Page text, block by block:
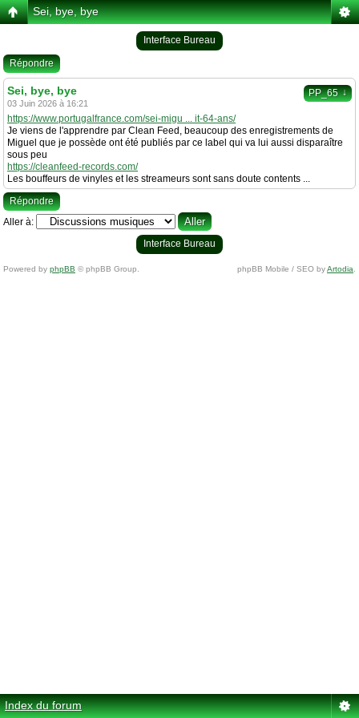
Sei, bye, bye
Interface Bureau
Répondre
PP_65 ↓
Sei, bye, bye
03 Juin 2026 à 16:21
https://www.portugalfrance.com/sei-migu ... it-64-ans/
Je viens de l'apprendre par Clean Feed, beaucoup des enregistrements de
Miguel que je possède ont été publiés par ce label qui va lui aussi disparaître
sous peu
https://cleanfeed-records.com/
Les bouffeurs de vinyles et les streameurs sont sans doute contents ...
Répondre
Aller à:
Interface Bureau
Powered by phpBB © phpBB Group. phpBB Mobile / SEO byArtodia
Index du forum